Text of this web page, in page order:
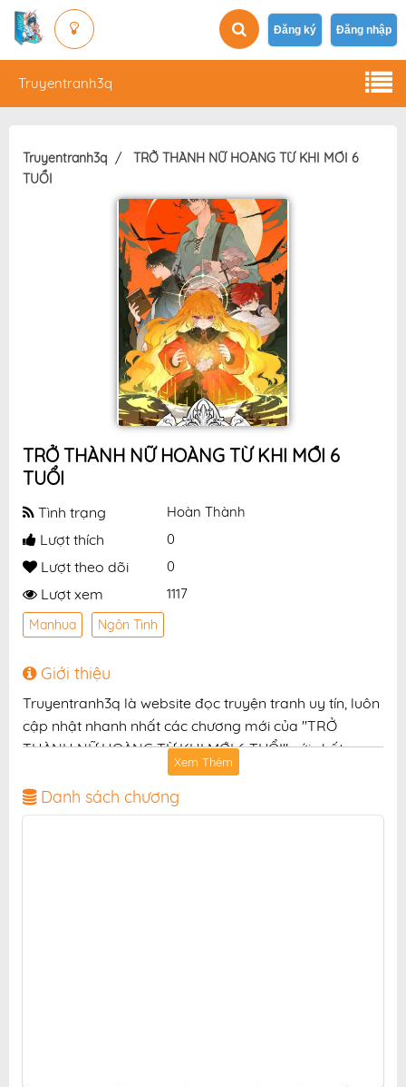
Đăng ký Đăng nhập
Truyentranh3q
Truyentranh3q
TRỞ THÀNH NỮ HOÀNG TỪ KHI MỚI 6
TUỔI
TRỞ THÀNH NỮ HOÀNG TỪ KHI MỚI 6
TUỔI
Tình trạng Hoàn Thành
Lượt thích 0
Lượt theo dõi 0
Lượt xem 1117
Manhua Ngôn Tình
Giới thiệu
Truyentranh3q là website đọc truyện tranh uy tín, luôn
cập nhật nhanh nhất các chương mới của "TRỞ
THÀNH NỮ HOÀNG TỪ KHI MỚI 6 TUỔI" với chất
lượng hình ảnh sắc nét, bản dịch chuẩn và giao diện
thân thiện, mang đến trải nghiệm đọc truyện hấp dẫn,
tiện lợi, hoàn toàn miễn phí cho độc giả yêu thích
Xem Thêm
Danh sách chương